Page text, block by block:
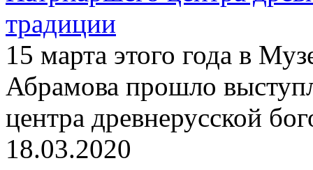
традиции
15 марта этого года в
Абрамова прошло
центра древнерусской
18.03.2020